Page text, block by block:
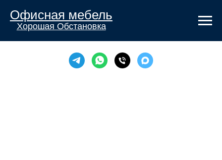
Офисная мебель
Хорошая Обстановка